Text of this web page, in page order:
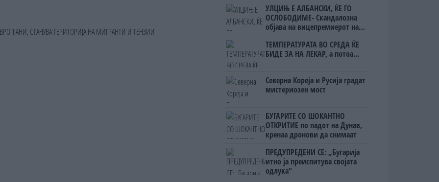
УЛЦИЊ Е АЛБАНСКИ, ЌЕ ГО
ОСЛОБОДИМЕ- Скандалозна
објава на вицепремиерот на
ТЕМПЕРАТУРАТА ВО СРЕДА ЌЕ
БИДЕ ЗА НА ЛЕКАР, а потоа...
Северна Кореја и Русија градат
мистериозен мост
БУГАРИТЕ СО ШОКАНТНО
ОТКРИТИЕ по падот на Дунав,
кренаа дронови да снимаат
ПРЕДУПРЕДЕНИ СЕ: „Бугарија
итно ја преиспитува својата
одлука“